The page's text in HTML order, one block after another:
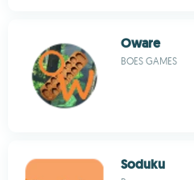
Oware
BOES GAMES
Soduku